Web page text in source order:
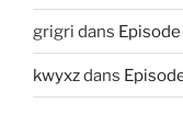
grigri dans
kwyxzdans